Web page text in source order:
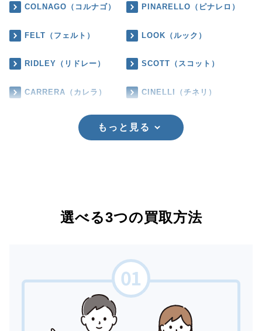
COLNAGO（コルナゴ） PINARELLO（ピナレロ）
FELT（フェルト） LOOK（ルック）
RIDLEY（リドレー） SCOTT（スコット）
CARRERA（カレラ） CINELLI（チネリ）
もっと見る
選べる3つの買取方法